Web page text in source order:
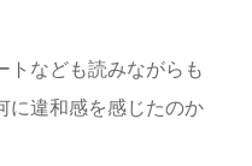
トなども読みながらも
に違和感を感じたのか